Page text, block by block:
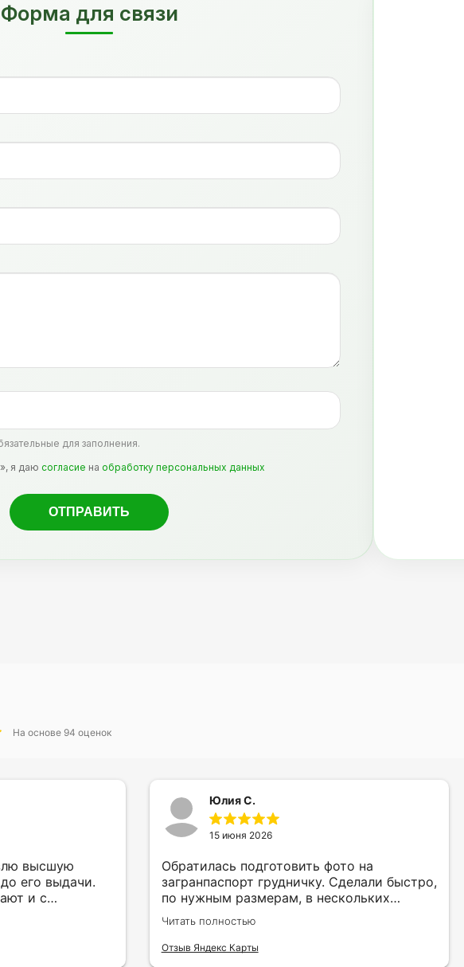
Форма для связи
для заполнения.
я даю согласие на обработку персональных данных
На основе 94 оценок
высшую
его выдачи.
и с
Нелбходимо
в подарок.
и ооочень
Юлия С.
15 июня 2026
Обратилась подготовить фото на
загранпаспорт грудничку. Сделали быстро,
по нужным размерам, в нескольких
вариантах и цветах.
Читать полностью
Отзыв Яндекс Карты